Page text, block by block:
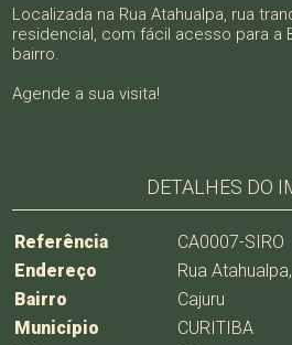
Localizada na Rua Atahualpa, rua
residencial, com fácil acesso para a
bairro.
Agende a sua visita!
DETALHES DO
Referência
CA0007-SIRO
Endereço
Rua Atahualpa,
Bairro
Cajuru
Município
CURITIBA